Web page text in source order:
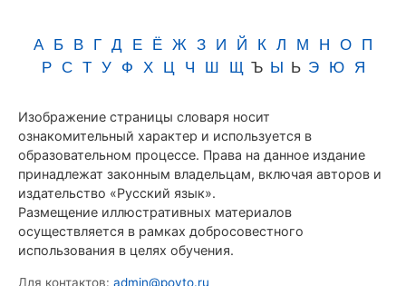
А Б В Г Д Е Ё Ж З И Й К Л М Н О П
Р С Т У Ф Х Ц Ч Ш Щ Ъ Ы Ь Э Ю Я
Изображение страницы словаря носит
ознакомительный характер и используется в
образовательном процессе. Права на данное издание
принадлежат законным владельцам, включая авторов и
издательство «Русский язык».
Размещение иллюстративных материалов
осуществляется в рамках добросовестного
использования в целях обучения.
Для контактов: admin@povto.ru